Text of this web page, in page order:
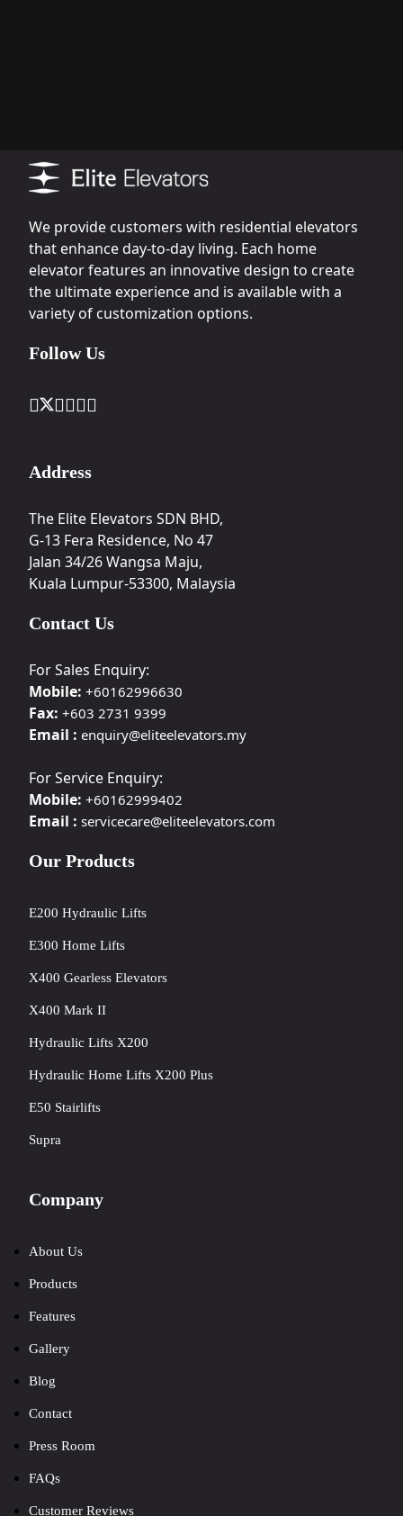
We provide customers with residential elevators
that enhance day-to-day living. Each home
elevator features an innovative design to create
the ultimate experience and is available with a
variety of customization options.
Follow Us
Address
The Elite Elevators SDN BHD,
G-13 Fera Residence, No 47
Jalan 34/26 Wangsa Maju,
Kuala Lumpur-53300, Malaysia
Contact Us
For Sales Enquiry:
Mobile: +60162996630
Fax: +603 2731 9399
Email : enquiry@eliteelevators.my
For Service Enquiry:
Mobile: +60162999402
Email : servicecare@eliteelevators.com
Our Products
E200 Hydraulic Lifts
E300 Home Lifts
X400 Gearless Elevators
X400 Mark II
Hydraulic Lifts X200
Hydraulic Home Lifts X200 Plus
E50 Stairlifts
Supra
Company
About Us
Products
Features
Gallery
Blog
Contact
Press Room
FAQs
Customer Reviews